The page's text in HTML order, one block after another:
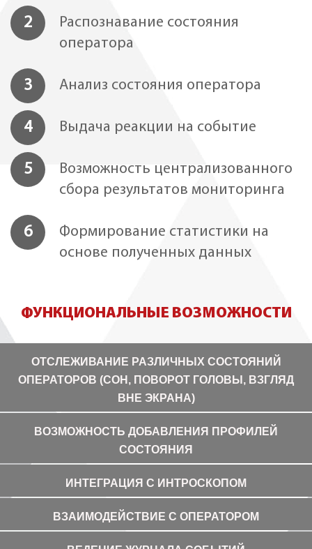
2
Распознавание состояния
оператора
3 Анализ состояния оператора
4 Выдача реакции на событие
5
Возможность централизованного
сбора результатов мониторинга
6
Формирование статистики на
основе полученных данных
ФУНКЦИОНАЛЬНЫЕ ВОЗМОЖНОСТИ
ОТСЛЕЖИВАНИЕ РАЗЛИЧНЫХ СОСТОЯНИЙ
ОПЕРАТОРОВ (СОН, ПОВОРОТ ГОЛОВЫ, ВЗГЛЯД
ВНЕ ЭКРАНА)
ВОЗМОЖНОСТЬ ДОБАВЛЕНИЯ ПРОФИЛЕЙ
СОСТОЯНИЯ
ИНТЕГРАЦИЯ С ИНТРОСКОПОМ
ВЗАИМОДЕЙСТВИЕ С ОПЕРАТОРОМ